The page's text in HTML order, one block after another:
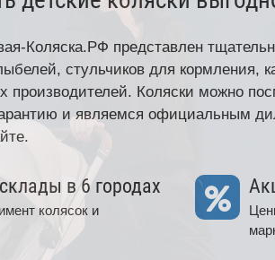
Коляска.РФ представлен
стульчиков для кормления,
производителей. Коляски можно
и являемся официальным
в 6 городах
колясок и